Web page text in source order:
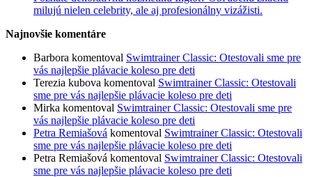
milujú nielen celebrity, ale aj profesionálny vizážisti.
Najnovšie komentáre
Barbora komentoval Swimtrainer Classic: Otestovali sme pre
vás najlepšie plávacie koleso pre deti
Terezia kubova komentoval Swimtrainer Classic: Otestovali
sme pre vás najlepšie plávacie koleso pre deti
Mirka komentoval Swimtrainer Classic: Otestovali sme pre
vás najlepšie plávacie koleso pre deti
Petra Remiašová komentoval Swimtrainer Classic: Otestovali
sme pre vás najlepšie plávacie koleso pre deti
Petra Remiašová komentoval Swimtrainer Classic: Otestovali
sme pre vás najlepšie plávacie koleso pre deti